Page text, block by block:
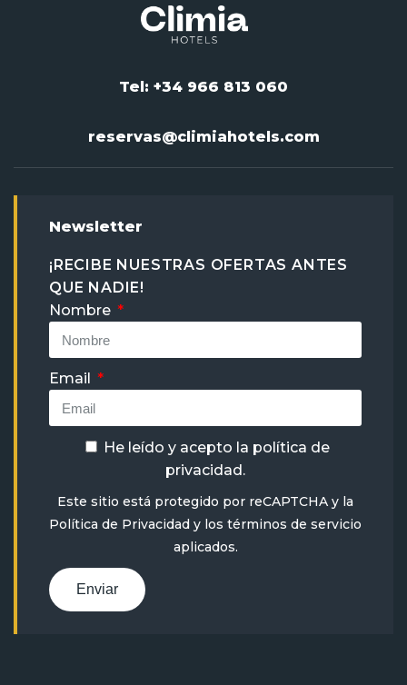
Tel: +34 966 813 060
reservas@climiahotels.com
Newsletter
¡RECIBE NUESTRAS OFERTAS ANTES
QUE NADIE!
Nombre
Email
He leído y acepto la política de
privacidad .
Este sitio está protegido por reCAPTCHA y la
Política de Privacidad y los términos de servicio
aplicados.
Enviar